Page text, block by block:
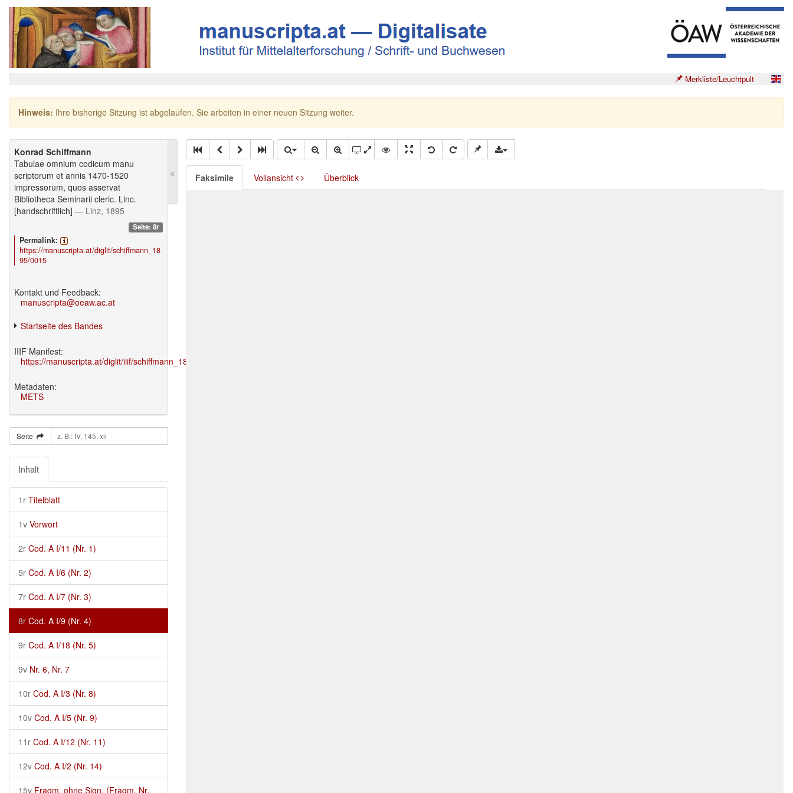
Merkliste/Leuchtpult
Hinweis: Ihre bisherige Sitzung ist abgelaufen. Sie arbeiten in einer neuen Sitzung weiter.
Konrad Schiffmann
Tabulae omnium codicum manu
scriptorum et annis 1470-1520
impressorum, quos asservat
Bibliotheca Seminarii cleric. Linc.
[handschriftlich] — Linz, 1895
Seite: 8r
Permalink:
https://manuscripta.at/diglit/schiffmann_18
95/0015
Kontakt und Feedback:
manuscripta@oeaw.ac.at
Startseite des Bandes
IIIF Manifest:
https://manuscripta.at/diglit/iiif/schiffmann_1895/manifest.json
Metadaten:
METS
Seite
Inhalt
1r Titelblatt
1v Vorwort
2r Cod. A I/11 (Nr. 1)
5r Cod. A I/6 (Nr. 2)
7r Cod. A I/7 (Nr. 3)
8r Cod. A I/9 (Nr. 4)
9r Cod. A I/18 (Nr. 5)
9v Nr. 6, Nr. 7
10r Cod. A I/3 (Nr. 8)
10v Cod. A I/5 (Nr. 9)
11r Cod. A I/12 (Nr. 11)
12v Cod. A I/2 (Nr. 14)
15v Fragm. ohne Sign. (Fragm. Nr.
Faksimile Vollansicht Überblick